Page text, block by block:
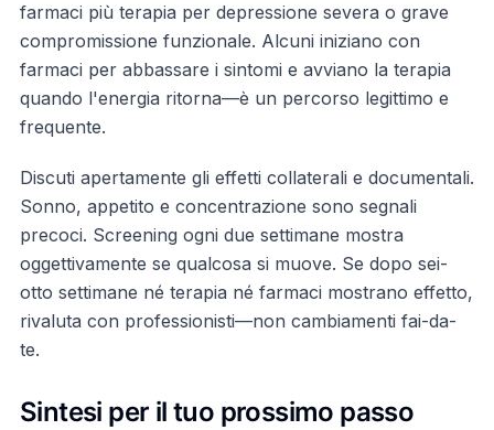
farmaci più terapia per depressione severa o grave
compromissione funzionale. Alcuni iniziano con
farmaci per abbassare i sintomi e avviano la terapia
quando l'energia ritorna—è un percorso legittimo e
frequente.
Discuti apertamente gli effetti collaterali e documentali.
Sonno, appetito e concentrazione sono segnali
precoci. Screening ogni due settimane mostra
oggettivamente se qualcosa si muove. Se dopo sei-
otto settimane né terapia né farmaci mostrano effetto,
rivaluta con professionisti—non cambiamenti fai-da-
te.
Sintesi per il tuo prossimo passo